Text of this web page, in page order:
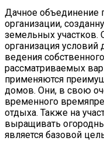
Дачное объединение
организации,
земельных участков.
организация условий
ведения
рассматриваемых
применяются
домов. Они, в свою
временного
отдыха. Также на
выращивать
является базовой